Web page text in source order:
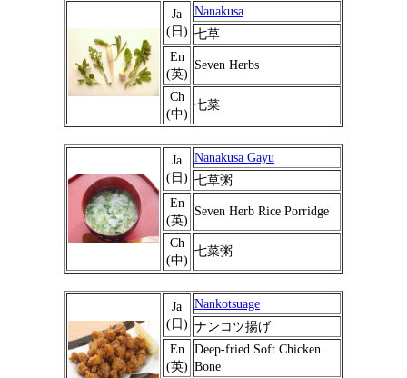
Ja
(日)
Nanakusa
七草
En
(英)
Seven Herbs
Ch
(中)
七菜
Ja
(日)
Nanakusa Gayu
七草粥
En
(英)
Seven Herb Rice Porridge
Ch
(中)
七菜粥
Ja
(日)
Nankotsuage
ナンコツ揚げ
En
(英)
Deep-fried Soft Chicken
Bone